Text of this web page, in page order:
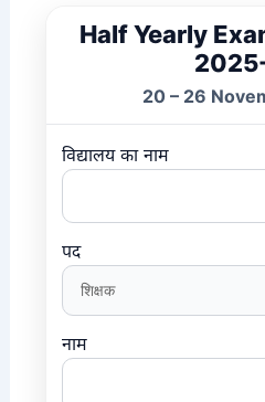
Half Yearly
20 – 26
विद्यालय का नाम
पद
नाम